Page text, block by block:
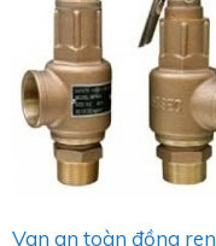
Van an toàn đồng ren